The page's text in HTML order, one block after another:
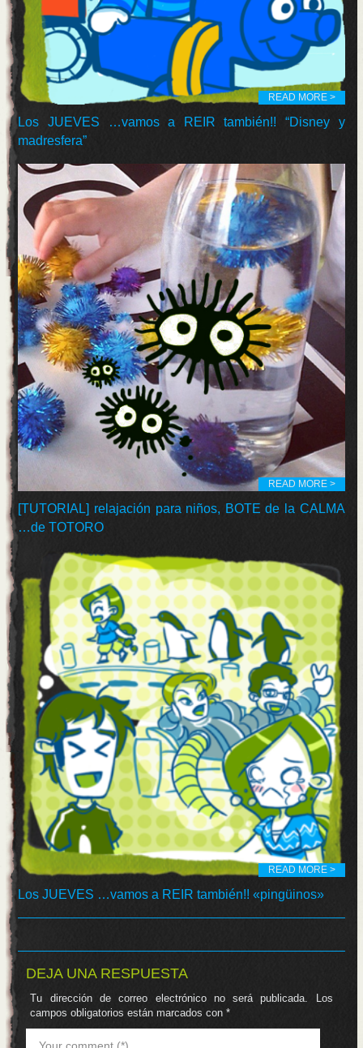
READ MORE >
Los JUEVES …vamos a REIR también!! “Disney y
madresfera”
READ MORE >
[TUTORIAL] relajación para niños, BOTE de la CALMA
…de TOTORO
READ MORE >
Los JUEVES …vamos a REIR también!! «pingüinos»
DEJA UNA RESPUESTA
Tu dirección de correo electrónico no será publicada.
Los
campos obligatorios están marcados con*